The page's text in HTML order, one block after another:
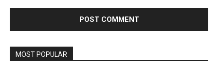
MOST POPULAR